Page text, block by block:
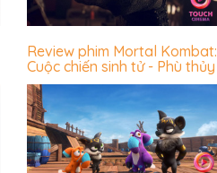
Review phim Mortal Kombat:
Cuộc chiến sinh tử - Phù thủy
James Wan chưa bao giờ
khiến khán giả thất vọng